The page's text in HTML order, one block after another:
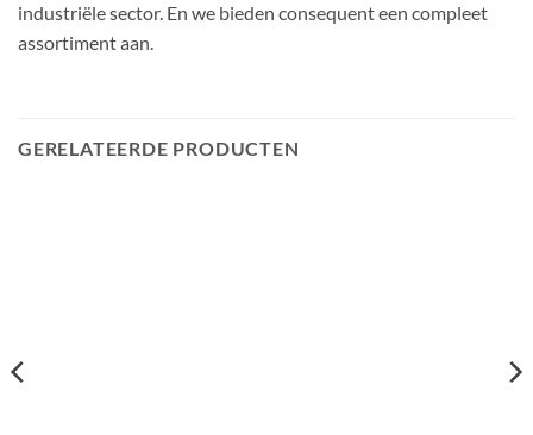
industriële sector. En we bieden consequent een compleet
assortiment aan.
GERELATEERDE PRODUCTEN